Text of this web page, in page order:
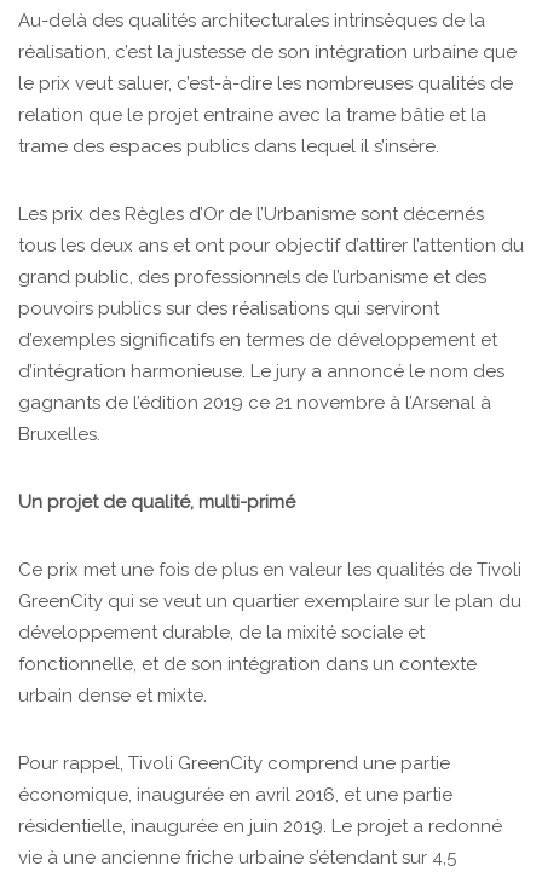
Au-delà des qualités architecturales intrinsèques de la
réalisation, c’est la justesse de son intégration urbaine que
le prix veut saluer, c’est-à-dire les nombreuses qualités de
relation que le projet entraine avec la trame bâtie et la
trame des espaces publics dans lequel il s’insère.
Les prix des Règles d’Or de l’Urbanisme sont décernés
tous les deux ans et ont pour objectif d’attirer l’attention du
grand public, des professionnels de l’urbanisme et des
pouvoirs publics sur des réalisations qui serviront
d’exemples significatifs en termes de développement et
d’intégration harmonieuse. Le jury a annoncé le nom des
gagnants de l’édition 2019 ce 21 novembre à l’Arsenal à
Bruxelles.
Un projet de qualité, multi-primé
Ce prix met une fois de plus en valeur les qualités de Tivoli
GreenCity qui se veut un quartier exemplaire sur le plan du
développement durable, de la mixité sociale et
fonctionnelle, et de son intégration dans un contexte
urbain dense et mixte.
Pour rappel, Tivoli GreenCity comprend une partie
économique, inaugurée en avril 2016, et une partie
résidentielle, inaugurée en juin 2019. Le projet a redonné
vie à une ancienne friche urbaine s’étendant sur 4,5